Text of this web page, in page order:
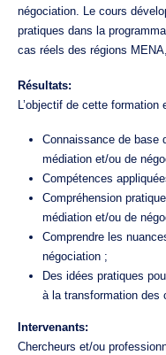
négociation. Le cours
pratiques dans la
cas réels des régions
Résultats:
L’objectif de cette
Connaissance de base
médiation et/ou de
Compétences
Compréhension
médiation et/ou de
Comprendre les
négociation ;
Des idées pratiques
à la transformation des
Intervenants:
Chercheurs et/ou